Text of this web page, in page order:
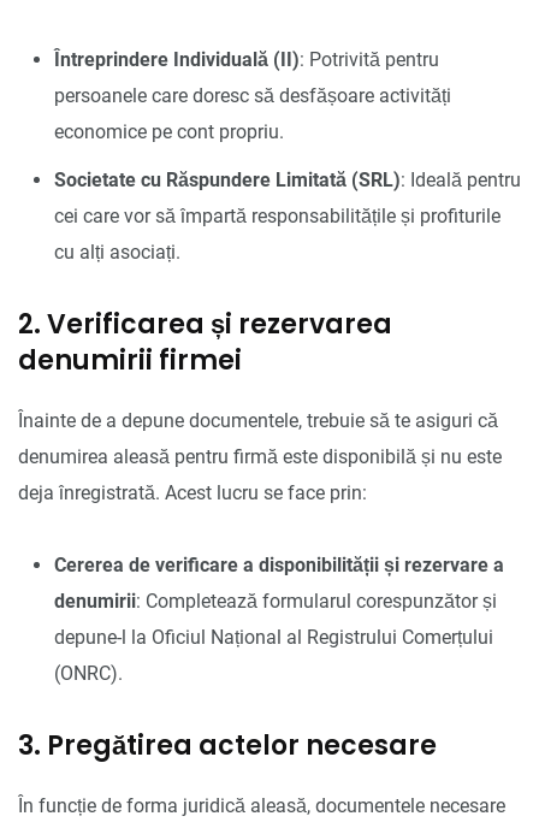
Întreprindere Individuală (II): Potrivită pentru
persoanele care doresc să desfășoare activități
economice pe cont propriu.
Societate cu Răspundere Limitată (SRL): Ideală pentru
cei care vor să împartă responsabilitățile și profiturile
cu alți asociați.
2. Verificarea și rezervarea
denumirii firmei
Înainte de a depune documentele, trebuie să te asiguri că
denumirea aleasă pentru firmă este disponibilă și nu este
deja înregistrată. Acest lucru se face prin:
Cererea de verificare a disponibilității și rezervare a
denumirii: Completează formularul corespunzător și
depune-l la Oficiul Național al Registrului Comerțului
(ONRC).
3. Pregătirea actelor necesare
În funcție de forma juridică aleasă, documentele necesare